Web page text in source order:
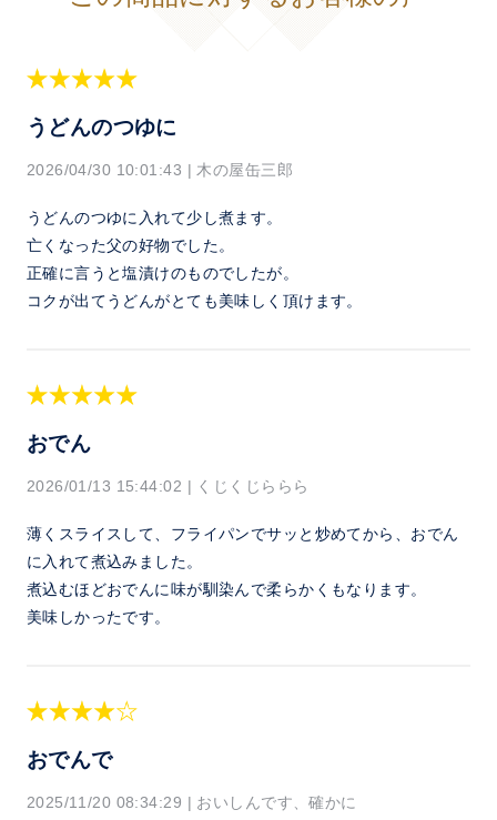
うどんのつゆに
2026/04/30 10:01:43 | 木の屋缶三郎
うどんのつゆに入れて少し煮ます。
亡くなった父の好物でした。
正確に言うと塩漬けのものでしたが。
コクが出てうどんがとても美味しく頂けます。
おでん
2026/01/13 15:44:02 | くじくじららら
薄くスライスして、フライパンでサッと炒めてから、おでん
に入れて煮込みました。
煮込むほどおでんに味が馴染んで柔らかくもなります。
美味しかったです。
おでんで
2025/11/20 08:34:29 | おいしんです、確かに